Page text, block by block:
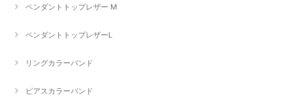
ペンダントトップレザー M
ペンダントトップレザーL
リングカラーバンド
ピアスカラーバンド